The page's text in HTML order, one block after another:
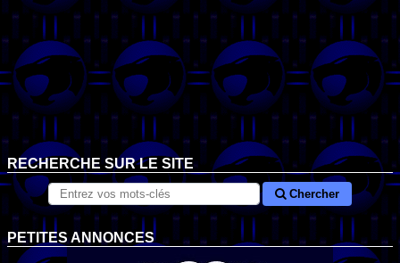
RECHERCHE SUR LE SITE
Chercher
PETITES ANNONCES